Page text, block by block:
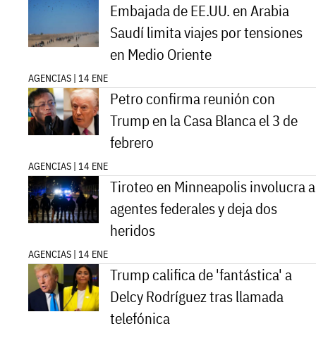
Embajada de EE.UU. en Arabia
Saudí limita viajes por tensiones
en Medio Oriente
AGENCIAS | 14 ENE
Petro confirma reunión con
Trump en la Casa Blanca el 3 de
febrero
AGENCIAS | 14 ENE
Tiroteo en Minneapolis involucra a
agentes federales y deja dos
heridos
AGENCIAS | 14 ENE
Trump califica de 'fantástica' a
Delcy Rodríguez tras llamada
telefónica